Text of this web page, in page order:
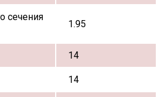
сечения
1.95
14
14